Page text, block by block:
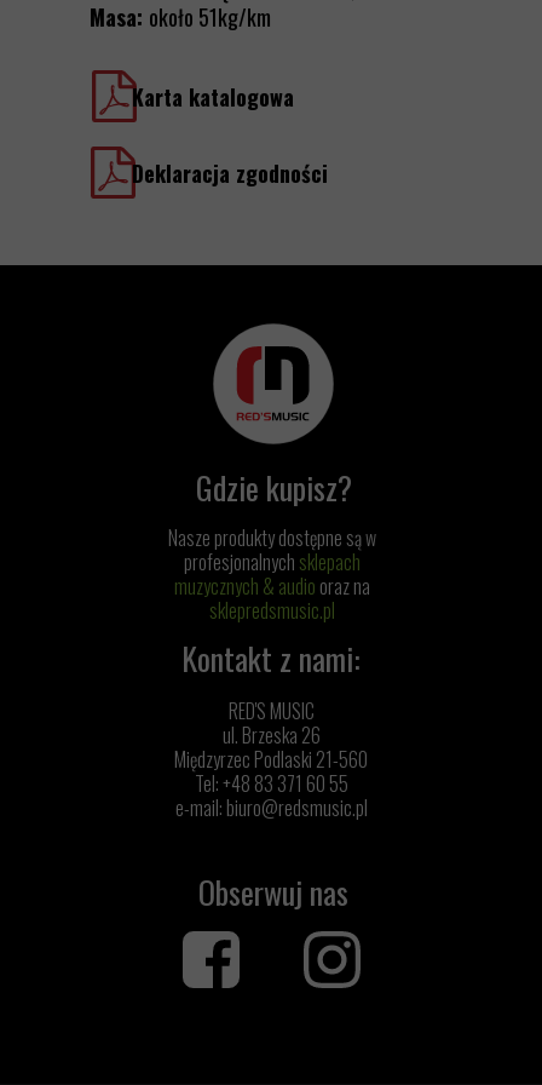
Masa: około 51kg/km
Karta katalogowa
Deklaracja zgodności
Nasze produkty dostępne są w
profesjonalnych sklepach
muzycznych & audio oraz na
sklepredsmusic.pl
Obserwuj nas
Gdzie kupisz?
Kontakt z nami:
RED'S MUSIC
ul. Brzeska 26
Międzyrzec Podlaski 21-560
Tel: +48 83 371 60 55
e-mail: biuro@redsmusic.pl